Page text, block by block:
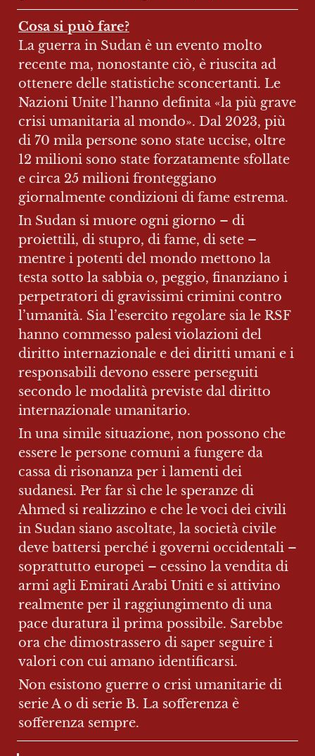
Cosa si può fare?
La guerra in Sudan è un evento molto
recente ma, nonostante ciò, è riuscita ad
ottenere delle statistiche sconcertanti. Le
Nazioni Unite l’hanno definita «la più grave
crisi umanitaria al mondo». Dal 2023, più
di 70 mila persone sono state uccise, oltre
12 milioni sono state forzatamente sfollate
e circa 25 milioni fronteggiano
giornalmente condizioni di fame estrema.
In Sudan si muore ogni giorno – di
proiettili, di stupro, di fame, di sete –
mentre i potenti del mondo mettono la
testa sotto la sabbia o, peggio, finanziano i
perpetratori di gravissimi crimini contro
l’umanità. Sia l’esercito regolare sia le RSF
hanno commesso palesi violazioni del
diritto internazionale e dei diritti umani e i
responsabili devono essere perseguiti
secondo le modalità previste dal diritto
internazionale umanitario.
In una simile situazione, non possono che
essere le persone comuni a fungere da
cassa di risonanza per i lamenti dei
sudanesi. Per far sì che le speranze di
Ahmed si realizzino e che le voci dei civili
in Sudan siano ascoltate, la società civile
deve battersi perché i governi occidentali –
soprattutto europei – cessino la vendita di
armi agli Emirati Arabi Uniti e si attivino
realmente per il raggiungimento di una
pace duratura il prima possibile. Sarebbe
ora che dimostrassero di saper seguire i
valori con cui amano identificarsi.
Non esistono guerre o crisi umanitarie di
serie A o di serie B. La sofferenza è
sofferenza sempre.